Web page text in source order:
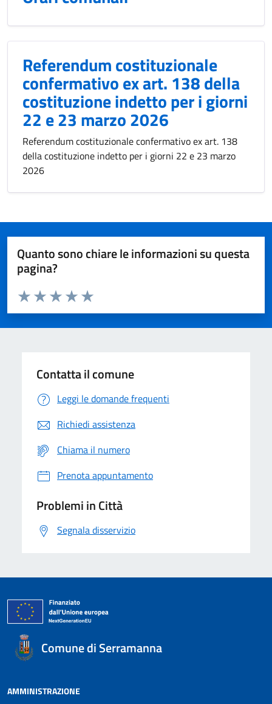
Referendum costituzionale
confermativo ex art. 138 della
costituzione indetto per i giorni
22 e 23 marzo 2026
Referendum costituzionale confermativo ex art. 138
della costituzione indetto per i giorni 22 e 23 marzo
2026
Quanto sono chiare le informazioni su questa
pagina?
Domanda
Valuta da 1 a 5 stelle la pagina
Valuta 5 stelle su 5
Valuta 4 stelle su 5
Valuta 3 stelle su 5
Valuta 2 stelle su 5
Valuta 1 stelle su 5
Contatta il comune
Leggi le domande frequenti
Richiedi assistenza
Chiama il numero
Prenota appuntamento
Problemi in Città
Segnala disservizio
Comune di Serramanna
AMMINISTRAZIONE